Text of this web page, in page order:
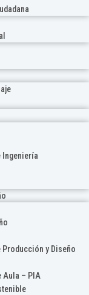
Ingeniería
Producción y Diseño
Aula – PIA